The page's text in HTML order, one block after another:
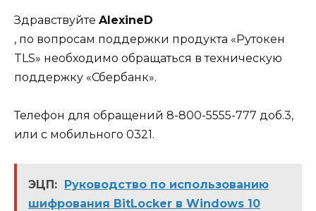
Здравствуйте AlexineD
, по вопросам поддержки продукта «Рутокен
TLS» необходимо обращаться в техническую
поддержку «Сбербанк».
Телефон для обращений 8-800-5555-777 доб.3,
или с мобильного 0321.
ЭЦП: Руководство по использованию
шифрования BitLocker в Windows 10